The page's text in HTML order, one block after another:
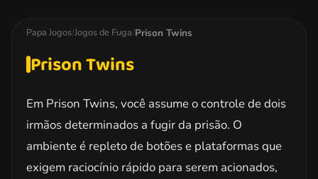
Papa Jogos/Jogos de Fuga/Prison Twins
Prison Twins
Em Prison Twins, você assume o controle de dois
irmãos determinados a fugir da prisão. O
ambiente é repleto de botões e plataformas que
exigem raciocínio rápido para serem acionados,